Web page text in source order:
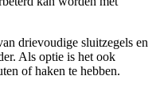
drievoudige sluitzegels en
Als optie is het ook
of haken te hebben.